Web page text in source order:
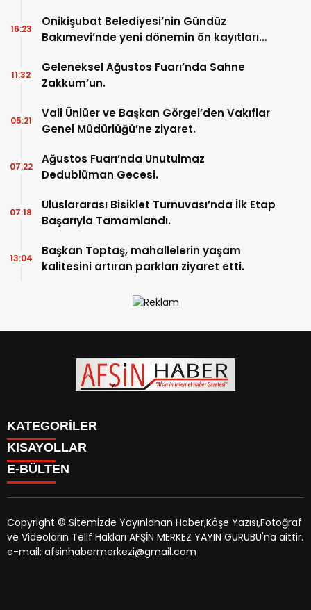
Onikişubat Belediyesi’nin Gündüz
Bakımevi’nde yeni dönemin ön kayıtları
16:23
Geleneksel Ağustos Fuarı’nda Sahne
Zakkum’un.
11:32
Vali Ünlüer ve Başkan Görgel’den Vakıflar
Genel Müdürlüğü’ne ziyaret.
05:21
Ağustos Fuarı’nda Unutulmaz
Dedublüman Gecesi.
07:22
Uluslararası Bisiklet Turnuvası’nda İlk Etap
Başarıyla Tamamlandı.
07:18
Başkan Toptaş, mahallelerin yaşam
kalitesini artıran parkları ziyaret etti.
13:04
KATEGORİLER
SİYASET
EĞİTİM
MAGAZİN
MANŞETLER
ÖZEL HABER
KISAYOLLAR
SİYASET
EĞİTİM
KÜLTÜR SANAT
MAGAZİN
MANŞETLER
E-BÜLTEN
afsinhaber.com e-bültenine abone olarak, tarafınıza haber,
duyuru ve kampanya içerikli e-postaların gönderilmesini
Copyright © Sitemizde Yayınlanan Haber,Köşe Yazısı,Fotoğraf
ve Videoların Telif Hakları AFŞİN MERKEZ YAYIN GURUBU'na aittir.
e-mail: afsinhabermerkezi@gmail.com